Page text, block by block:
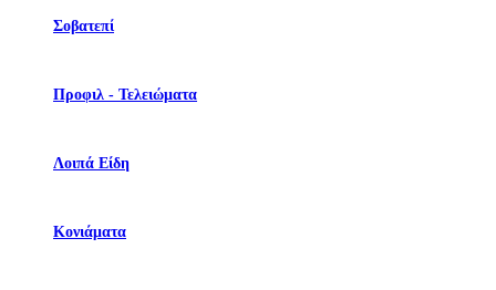
Σοβατεπί
Προφιλ - Τελειώματα
Λοιπά Είδη
Κονιάματα